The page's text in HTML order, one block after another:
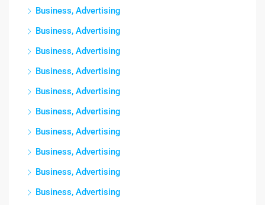
Business, Advertising
Business, Advertising
Business, Advertising
Business, Advertising
Business, Advertising
Business, Advertising
Business, Advertising
Business, Advertising
Business, Advertising
Business, Advertising